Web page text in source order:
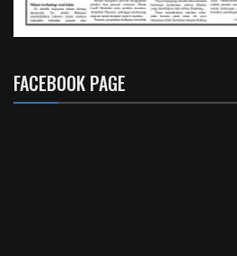
FACEBOOK PAGE